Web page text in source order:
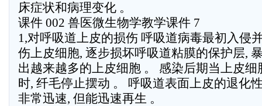
床症状和病理变化 。
课件 002 兽医微生物学教学课件 7
1,对呼吸道上皮的损伤 呼吸道病毒最初入侵
伤上皮细胞, 逐步损坏呼吸道粘膜的保护层,
出越来越多的上皮细胞 。 感染后期当上皮细
时, 纤毛停止摆动 。 呼吸道表面上皮的退化
非常迅速, 但能迅速再生 。